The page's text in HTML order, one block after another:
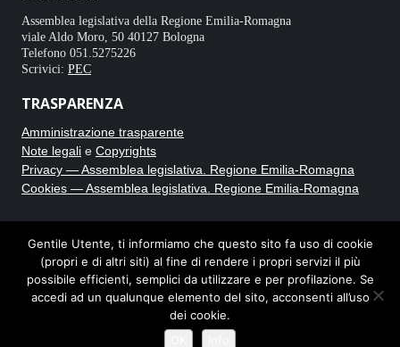
Assemblea legislativa della Regione Emilia-Romagna
viale Aldo Moro, 50 40127 Bologna
Telefono 051.5275226
Scrivici: PEC
TRASPARENZA
Amministrazione trasparente
Note legali e Copyrights
Privacy — Assemblea legislativa. Regione Emilia-Romagna
Cookies — Assemblea legislativa. Regione Emilia-Romagna
CRONACA BIANCA
Testata giornalistica online registrata al Tribunale di Bologna con
autorizzazione n. 8235. Direttore responsabile Carmine Caputo.
Gentile Utente, ti informiamo che questo sito fa uso di cookie
(propri e di altri siti) al fine di rendere i propri servizi il più
possibile efficienti, semplici da utilizzare e per profilazione. Se
accedi ad un qualunque elemento del sito, acconsenti all’uso
dei cookie.